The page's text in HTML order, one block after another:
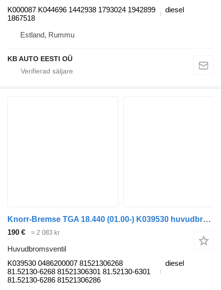
K000087 K044696 1442938 1793024 1942899
1867518
diesel
Estland, Rummu
KB AUTO EESTI OÜ
Knorr-Bremse TGA 18.440 (01.00-) K039530 huvudbromsventil till MAN 4-series, TGA (1993-2009) lastbil
190 € ≈ 2 083 kr
Huvudbromsventil
K039530 0486200007 81521306268
81.52130-6268 81521306301 81.52130-6301
81.52130-6286 81521306286
diesel